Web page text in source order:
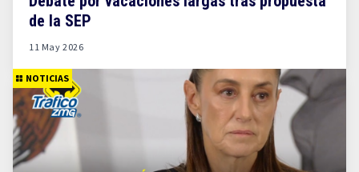
de la SEP
11 May 2026
NOTICIAS